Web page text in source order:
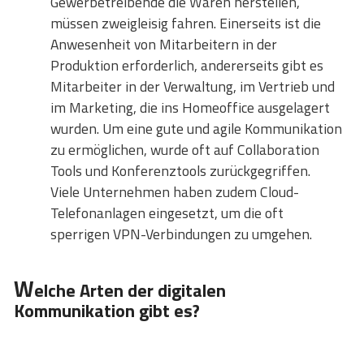
müssen zweigleisig fahren. Einerseits ist die
Anwesenheit von Mitarbeitern in der
Produktion erforderlich, andererseits gibt es
Mitarbeiter in der Verwaltung, im Vertrieb und
im Marketing, die ins Homeoffice ausgelagert
wurden. Um eine gute und agile Kommunikation
zu ermöglichen, wurde oft auf Collaboration
Tools und Konferenztools zurückgegriffen.
Viele Unternehmen haben zudem Cloud-
Telefonanlagen eingesetzt, um die oft
sperrigen VPN-Verbindungen zu umgehen.
Welche Arten der digitalen
Kommunikation gibt es?